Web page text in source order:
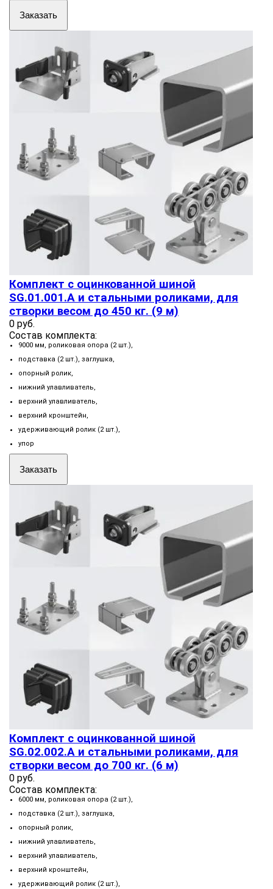
Заказать
Комплект с оцинкованной шиной
SG.01.001.А и стальными роликами, для
створки весом до 450 кг. (9 м)
0 руб.
Состав комплекта:
9000 мм, роликовая опора (2 шт.),
подставка (2 шт.), заглушка,
опорный ролик,
нижний улавливатель,
верхний улавливатель,
верхний кронштейн,
удерживающий ролик (2 шт.),
упор
Заказать
Комплект с оцинкованной шиной
SG.02.002.А и стальными роликами, для
створки весом до 700 кг. (6 м)
0 руб.
Состав комплекта:
6000 мм, роликовая опора (2 шт.),
подставка (2 шт.), заглушка,
опорный ролик,
нижний улавливатель,
верхний улавливатель,
верхний кронштейн,
удерживающий ролик (2 шт.),